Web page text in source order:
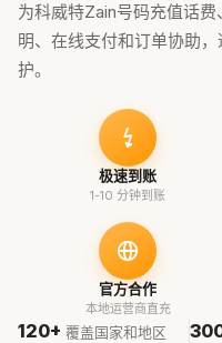
为科威特Zain号码充值话
明、在线支付和订单协助
护。
极速到账
1-10 分钟到账
官方合作
本地运营商直充
120+ 覆盖国家和地区